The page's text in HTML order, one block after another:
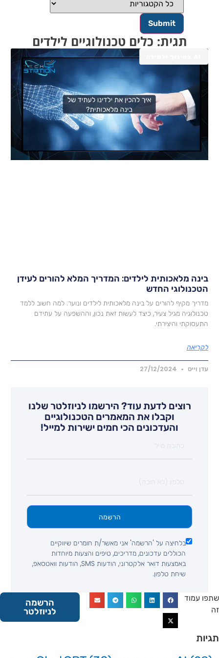
תגית: כלים טכנולוגיים לילדים
מלאכותית לילדים: המדריך המלא להורים לעידן
החדש
מקיף להורים על בינה מלאכותית לילדים ונוער: למה חשוב ללמד
מגיל צעיר, כיצד לעשות זאת נכון, וההשפעה על עתידם
והיצירתי.
וייס 27/12/2024
רוצים לדעת עוד? הירשמו לניוזלטר שלנו
וקבלו את המאמרים הטכנולוגיים
והעדכונים הכי חמים ישירות למייל!
בלחיצה על 'הרשמה' אני מאשר/ת חומרים שיווקיים
הכוללים עדכונים, מדריכים, טיפים והצעות מיוחדות
באמצעות דואר אלקטרוני, הודעות SMS, הודעות וואטסאפ,
שיחת טלפון.
הרשמה
עמוד
הרשמה
לניוזלטר